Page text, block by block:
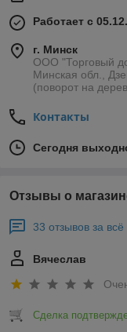
Работает с
г. Минск
ООО "Торговый
Минская обл.,
(поворот на
Контакты
Сегодня
Отзывы о
33 отзывов за
Вячеслав
Сделка